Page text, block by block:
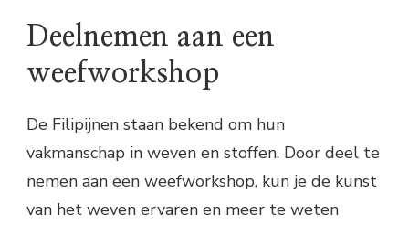
Deelnemen aan een
weefworkshop
De Filipijnen staan bekend om hun
vakmanschap in weven en stoffen. Door deel te
nemen aan een weefworkshop, kun je de kunst
van het weven ervaren en meer te weten